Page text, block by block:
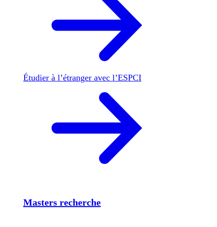
Étudier à l’étranger avec l’ESPCI
Masters recherche